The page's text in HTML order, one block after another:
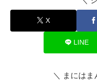
X
LINE
＼ まにはま